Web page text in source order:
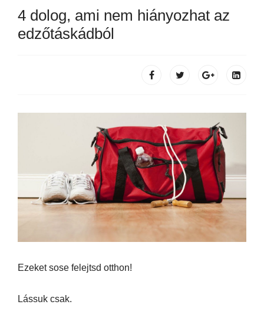
4 dolog, ami nem hiányozhat az
edzőtáskádból
Ezeket sose felejtsd otthon!
Lássuk csak.